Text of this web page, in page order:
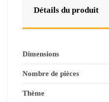
Détails du produit
Dimensions
Nombre de pièces
Thème